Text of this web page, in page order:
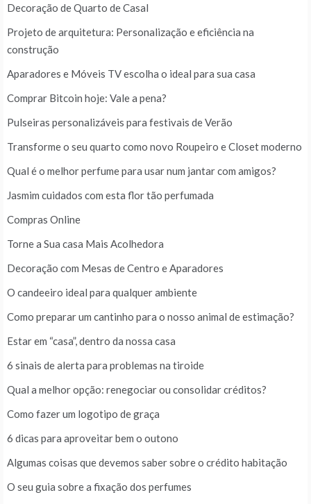
Decoração de Quarto de Casal
Projeto de arquitetura: Personalização e eficiência na
construção
Aparadores e Móveis TV escolha o ideal para sua casa
Comprar Bitcoin hoje: Vale a pena?
Pulseiras personalizáveis para festivais de Verão
Transforme o seu quarto como novo Roupeiro e Closet moderno
Qual é o melhor perfume para usar num jantar com amigos?
Jasmim cuidados com esta flor tão perfumada
Compras Online
Torne a Sua casa Mais Acolhedora
Decoração com Mesas de Centro e Aparadores
O candeeiro ideal para qualquer ambiente
Como preparar um cantinho para o nosso animal de estimação?
Estar em “casa”, dentro da nossa casa
6 sinais de alerta para problemas na tiroide
Qual a melhor opção: renegociar ou consolidar créditos?
Como fazer um logotipo de graça
6 dicas para aproveitar bem o outono
Algumas coisas que devemos saber sobre o crédito habitação
O seu guia sobre a fixação dos perfumes